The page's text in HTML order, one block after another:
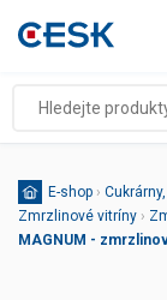
E-shop ›
Zmrzlinové vitríny ›
MAGNUM -